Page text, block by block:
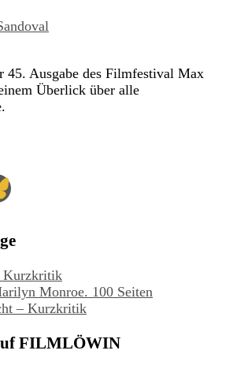
45. Ausgabe des Filmfestival Max
Überlick über alle
Kurzkritik
Monroe. 100 Seiten
– Kurzkritik
FILMLÖWIN